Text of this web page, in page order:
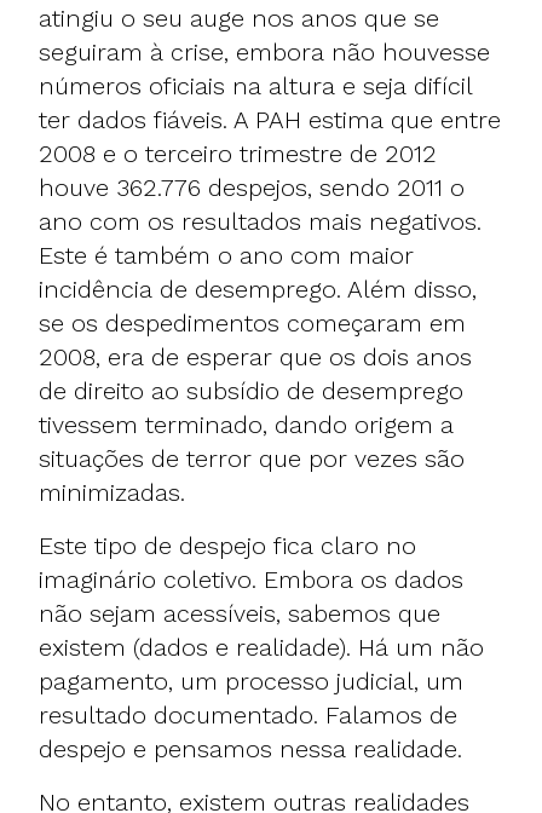
atingiu o seu auge nos anos que se
seguiram à crise, embora não houvesse
números oficiais na altura e seja difícil
ter dados fiáveis. A PAH estima que entre
2008 e o terceiro trimestre de 2012
houve 362.776 despejos, sendo 2011 o
ano com os resultados mais negativos.
Este é também o ano com maior
incidência de desemprego. Além disso,
se os despedimentos começaram em
2008, era de esperar que os dois anos
de direito ao subsídio de desemprego
tivessem terminado, dando origem a
situações de terror que por vezes são
minimizadas.
Este tipo de despejo fica claro no
imaginário coletivo. Embora os dados
não sejam acessíveis, sabemos que
existem (dados e realidade). Há um não
pagamento, um processo judicial, um
resultado documentado. Falamos de
despejo e pensamos nessa realidade.
No entanto, existem outras realidades